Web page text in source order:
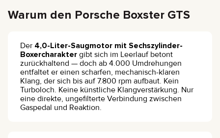
Warum den Porsche Boxster GTS
Der 4,0-Liter-Saugmotor mit Sechszylinder-
Boxercharakter gibt sich im Leerlauf betont
zurückhaltend — doch ab 4.000 Umdrehungen
entfaltet er einen scharfen, mechanisch-klaren
Klang, der sich bis auf 7.800 rpm aufbaut. Kein
Turboloch. Keine künstliche Klangverstärkung. Nur
eine direkte, ungefilterte Verbindung zwischen
Gaspedal und Reaktion.